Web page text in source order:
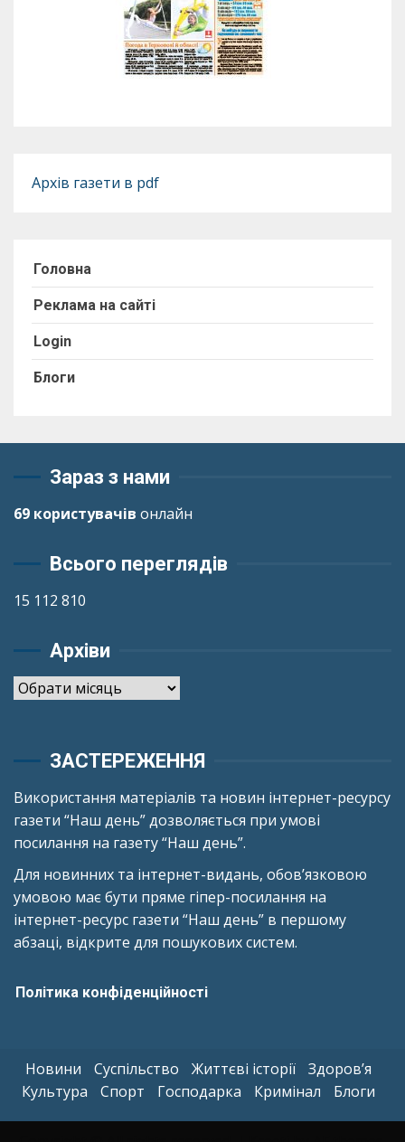
Архів газети в pdf
Головна
Реклама на сайті
Login
Блоги
Зараз з нами
69 користувачів онлайн
Всього переглядів
15 112 810
Архіви
Архіви
ЗАСТЕРЕЖЕННЯ
Використання матеріалів та новин інтернет-ресурсу
газети “Наш день” дозволяється при умові
посилання на газету “Наш день”.
Для новинних та інтернет-видань, обов’язковою
умовою має бути пряме гіпер-посилання на
інтернет-ресурс газети “Наш день” в першому
абзаці, відкрите для пошукових систем.
Політика конфіденційності
Новини Суспільство Життєві історії
Здоров’я
Культура
Спорт Господарка Кримінал Блоги